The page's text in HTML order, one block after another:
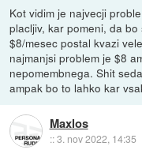
Kot vidim je najvecji
placljiv, kar pomeni, da
$8/mesec postal kvazi
najmanjsi problem je $8
nepomembnega. Shit
ampak bo to lahko kar
Maxlos
::3. nov 2022, 14:35